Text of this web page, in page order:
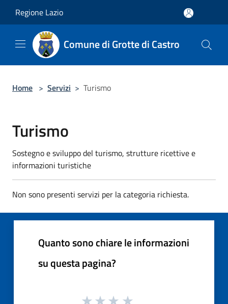
Regione Lazio
Comune di Grotte di Castro
Home > Servizi > Turismo
Turismo
Sostegno e sviluppo del turismo, strutture ricettive e
informazioni turistiche
Non sono presenti servizi per la categoria richiesta.
Quanto sono chiare le informazioni
su questa pagina?